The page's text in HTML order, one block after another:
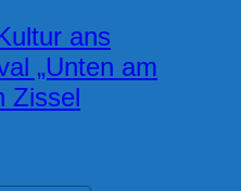
ans
„Unten am
Zissel